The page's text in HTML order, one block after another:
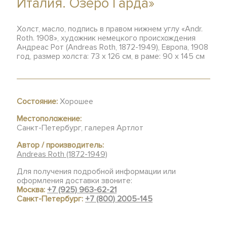
Холст, масло, подпись в правом нижнем углу «Andr.
Roth. 1908», художник немецкого происхождения
Андреас Рот (Andreas Roth, 1872-1949), Европа, 1908
год, размер холста: 73 х 126 см, в раме: 90 х 145 см
Состояние: Хорошее
Местоположение:
Санкт-Петербург, галерея Артлот
Автор / производитель:
Andreas Roth (1872-1949)
Для получения подробной информации или
оформления доставки звоните:
Москва:+7 (925) 963-62-21
Санкт-Петербург:+7 (800) 2005-145